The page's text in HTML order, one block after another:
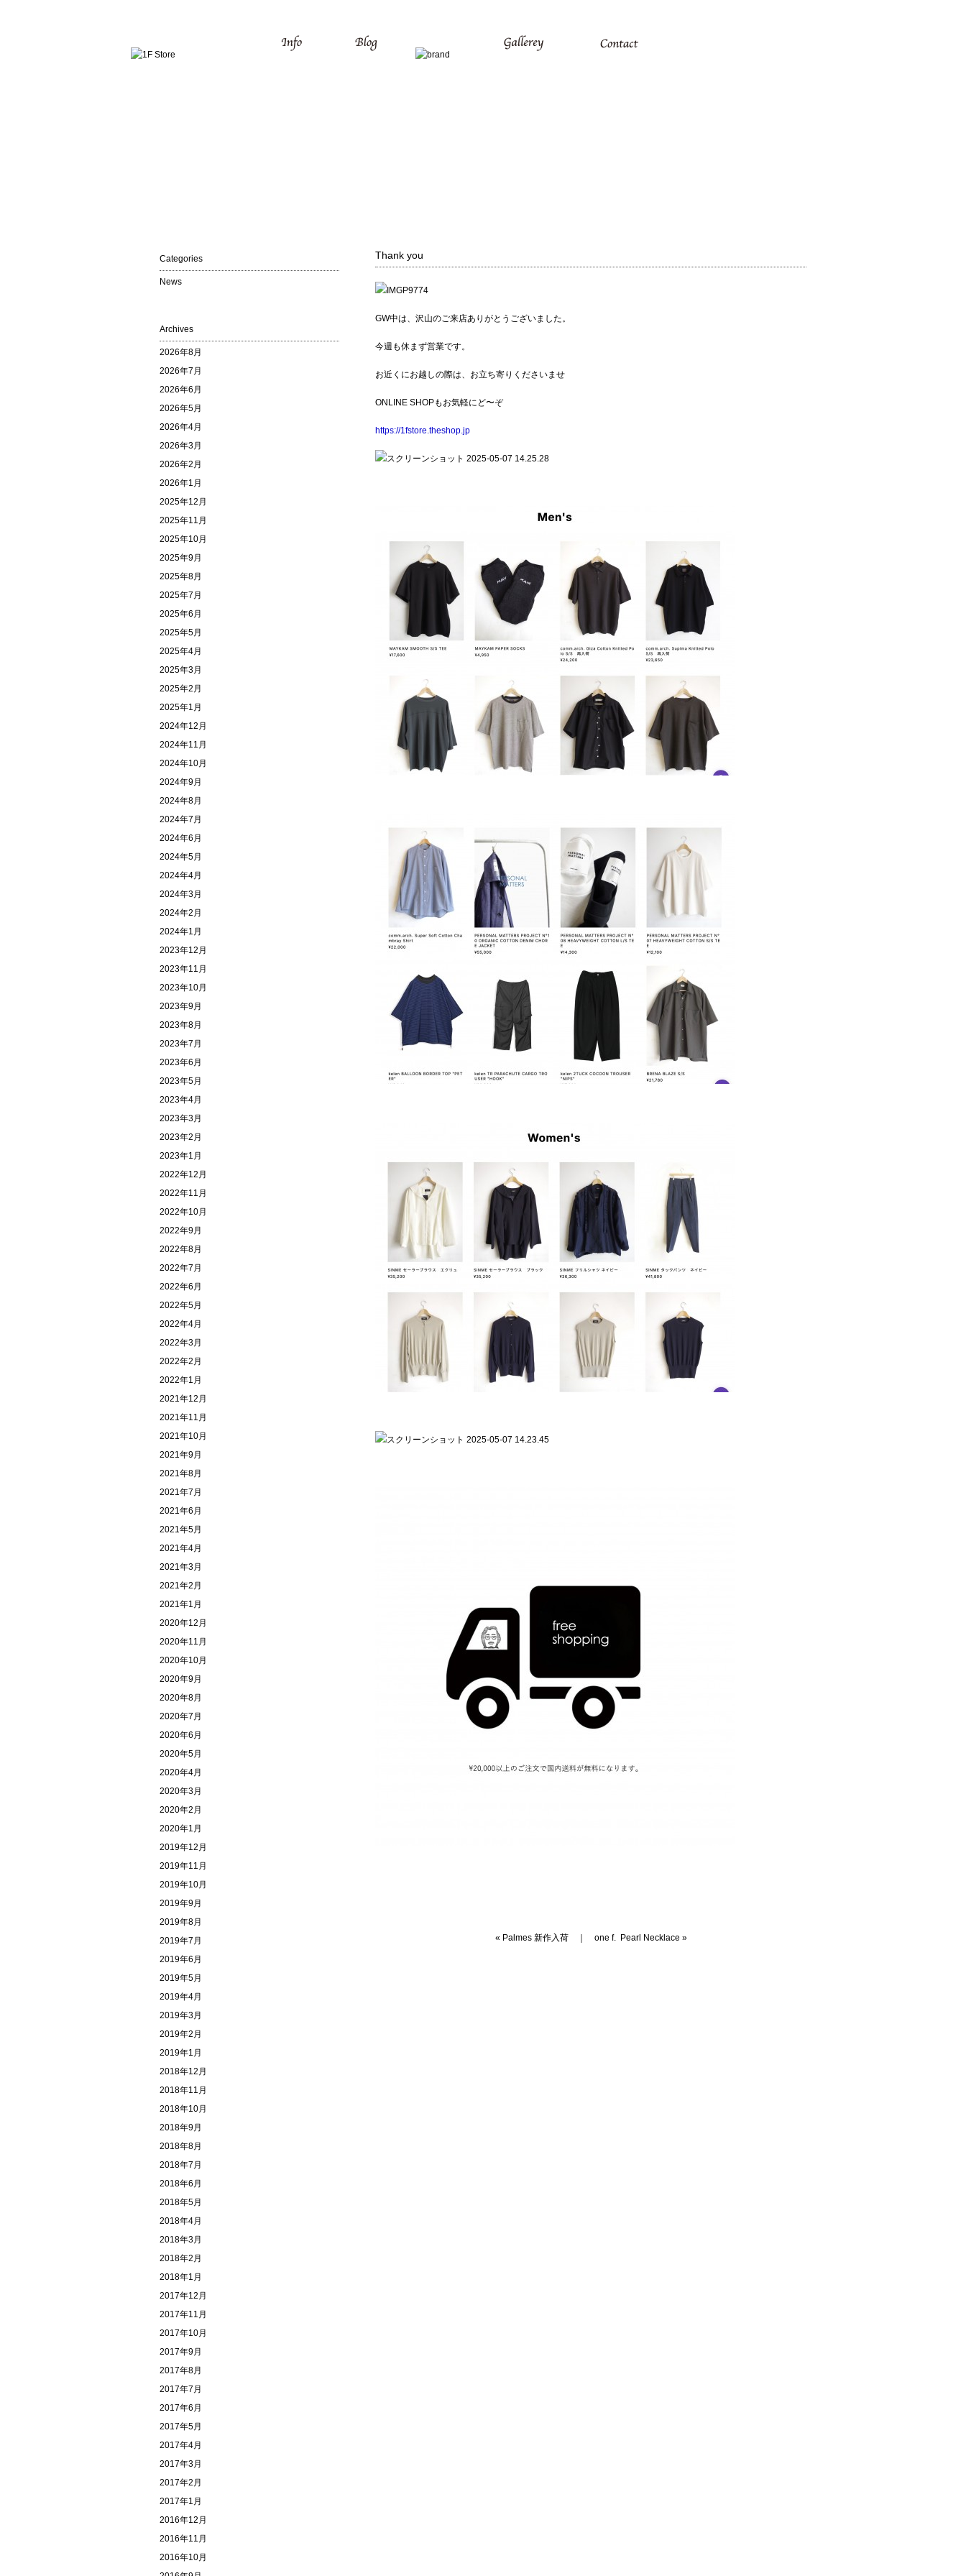
Thank you
GW中は、沢山のご来店ありがとうございました。
今週も休まず営業です。
お近くにお越しの際は、お立ち寄りくださいませ
ONLINE SHOPもお気軽にど〜ぞ
https://1fstore.theshop.jp
« Palmes 新作入荷｜ one f. Pearl Necklace »
Categories
News
Archives
2026年8月
2026年7月
2026年6月
2026年5月
2026年4月
2026年3月
2026年2月
2026年1月
2025年12月
2025年11月
2025年10月
2025年9月
2025年8月
2025年7月
2025年6月
2025年5月
2025年4月
2025年3月
2025年2月
2025年1月
2024年12月
2024年11月
2024年10月
2024年9月
2024年8月
2024年7月
2024年6月
2024年5月
2024年4月
2024年3月
2024年2月
2024年1月
2023年12月
2023年11月
2023年10月
2023年9月
2023年8月
2023年7月
2023年6月
2023年5月
2023年4月
2023年3月
2023年2月
2023年1月
2022年12月
2022年11月
2022年10月
2022年9月
2022年8月
2022年7月
2022年6月
2022年5月
2022年4月
2022年3月
2022年2月
2022年1月
2021年12月
2021年11月
2021年10月
2021年9月
2021年8月
2021年7月
2021年6月
2021年5月
2021年4月
2021年3月
2021年2月
2021年1月
2020年12月
2020年11月
2020年10月
2020年9月
2020年8月
2020年7月
2020年6月
2020年5月
2020年4月
2020年3月
2020年2月
2020年1月
2019年12月
2019年11月
2019年10月
2019年9月
2019年8月
2019年7月
2019年6月
2019年5月
2019年4月
2019年3月
2019年2月
2019年1月
2018年12月
2018年11月
2018年10月
2018年9月
2018年8月
2018年7月
2018年6月
2018年5月
2018年4月
2018年3月
2018年2月
2018年1月
2017年12月
2017年11月
2017年10月
2017年9月
2017年8月
2017年7月
2017年6月
2017年5月
2017年4月
2017年3月
2017年2月
2017年1月
2016年12月
2016年11月
2016年10月